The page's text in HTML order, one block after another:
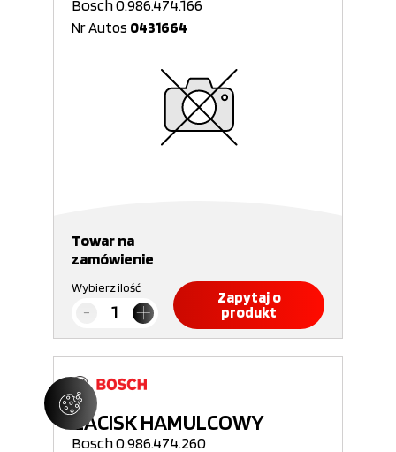
Bosch 0.986.474.166
Nr Autos 0431664
Towar na
zamówienie
Wybierz ilość
Zapytaj o
produkt
ZACISK HAMULCOWY
Bosch 0.986.474.260